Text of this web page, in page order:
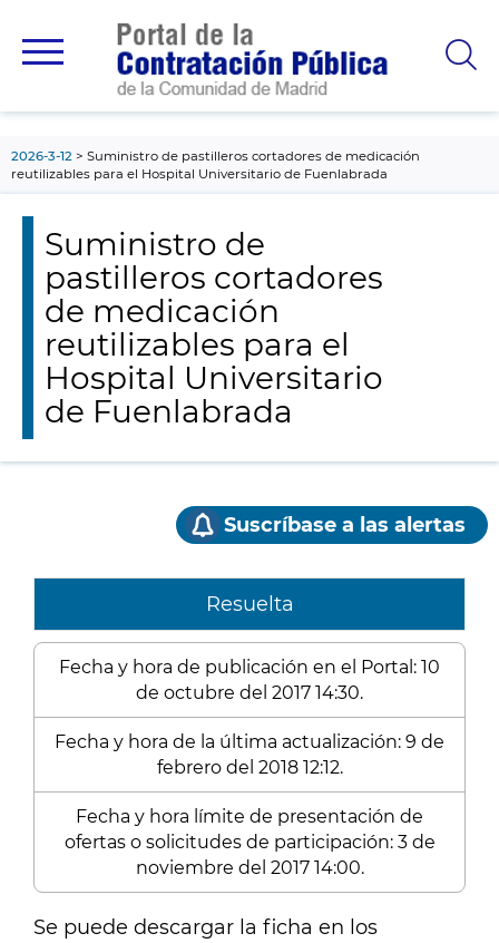
principal
2026-3-12
Suministro de pastilleros cortadores de medicación
reutilizables para el Hospital Universitario de Fuenlabrada
Suministro de
pastilleros cortadores
de medicación
reutilizables para el
Hospital Universitario
de Fuenlabrada
Suscríbase a las alertas
Resuelta
Fecha y hora de publicación en el Portal: 10
de octubre del 2017 14:30.
Fecha y hora de la última actualización: 9 de
febrero del 2018 12:12.
Fecha y hora límite de presentación de
ofertas o solicitudes de participación: 3 de
noviembre del 2017 14:00.
Se puede descargar la ficha en los